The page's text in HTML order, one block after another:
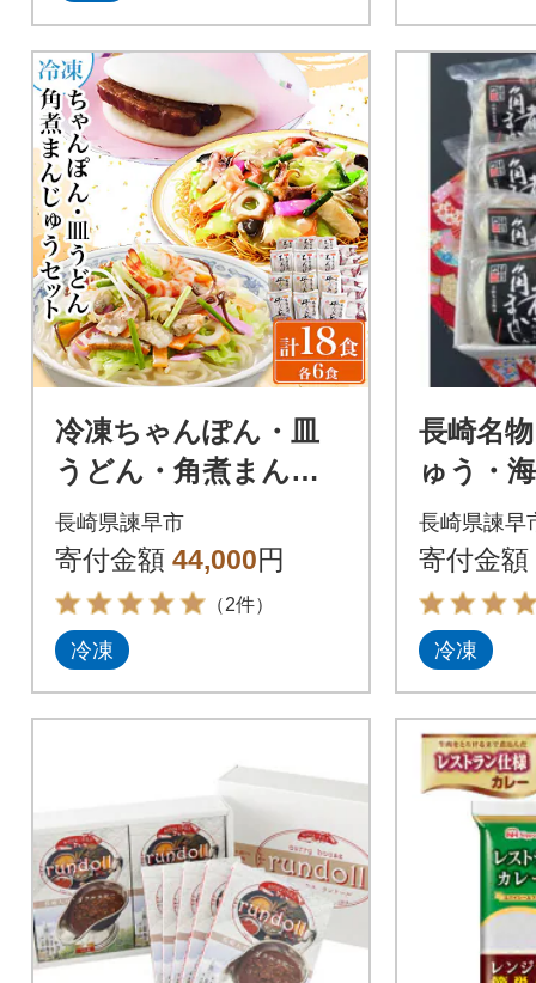
冷凍ちゃんぽん・皿
うどん・角煮まんじ
ゅうセット TM100
長崎県諫早市
寄付金額 44,000円
（2件）
冷凍
長崎名
ゅう・
セット
長崎県諫早
寄付金額
冷凍